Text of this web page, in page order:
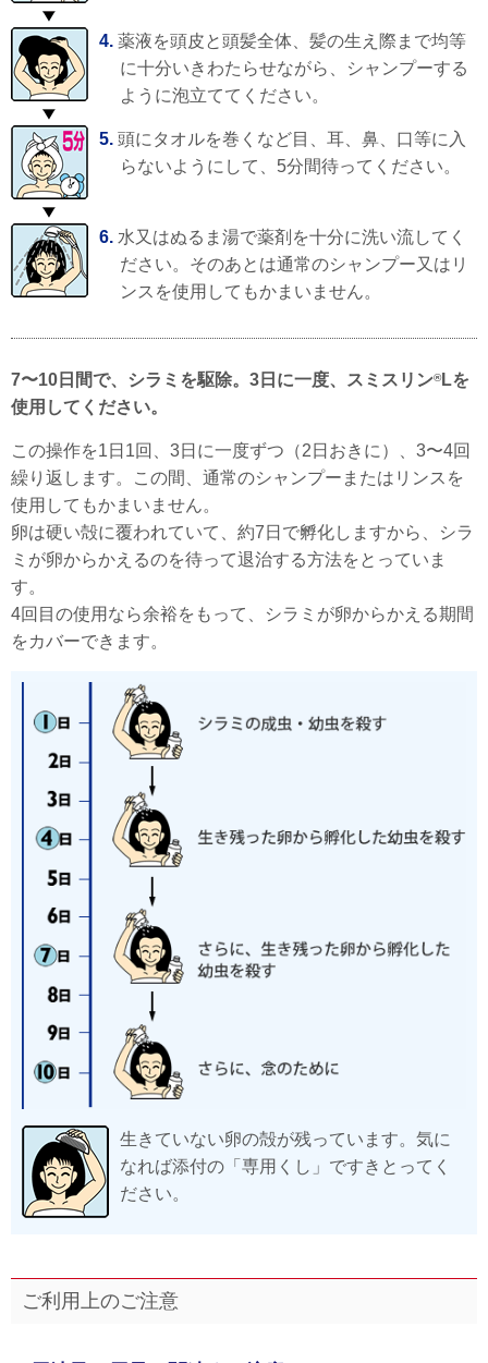
4. 薬液を頭皮と頭髪全体、髪の生え際まで均等
に十分いきわたらせながら、シャンプーする
ように泡立ててください。
5. 頭にタオルを巻くなど目、耳、鼻、口等に入
らないようにして、5分間待ってください。
6. 水又はぬるま湯で薬剤を十分に洗い流してく
ださい。そのあとは通常のシャンプー又はリ
ンスを使用してもかまいません。
7〜10日間で、シラミを駆除。3日に一度、スミスリン®Lを
使用してください。
この操作を1日1回、3日に一度ずつ（2日おきに）、3〜4回
繰り返します。この間、通常のシャンプーまたはリンスを
使用してもかまいません。
卵は硬い殻に覆われていて、約7日で孵化しますから、シラ
ミが卵からかえるのを待って退治する方法をとっていま
す。
4回目の使用なら余裕をもって、シラミが卵からかえる期間
をカバーできます。
生きていない卵の殻が残っています。気に
なれば添付の「専用くし」ですきとってく
ださい。
ご利用上のご注意